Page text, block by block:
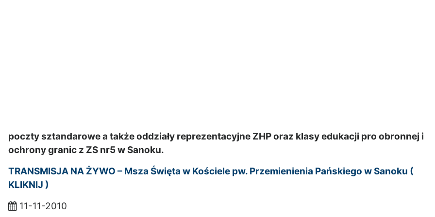
poczty sztandarowe a także oddziały reprezentacyjne ZHP oraz klasy edukacji pro obronnej i
ochrony granic z ZS nr5 w Sanoku.
TRANSMISJA NA ŻYWO – Msza Święta w Kościele pw. Przemienienia Pańskiego w Sanoku (
KLIKNIJ )
11-11-2010